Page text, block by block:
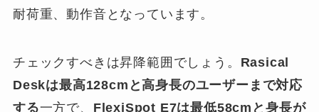
耐荷重、動作音となっています。
チェックすべきは昇降範囲でしょう。 Rasical
Deskは最高128cmと高身長のユーザーまで対応
する一方で、 FlexiSpot E7は最低58cmと身長が